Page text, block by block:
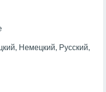
Немецкий, Русский,